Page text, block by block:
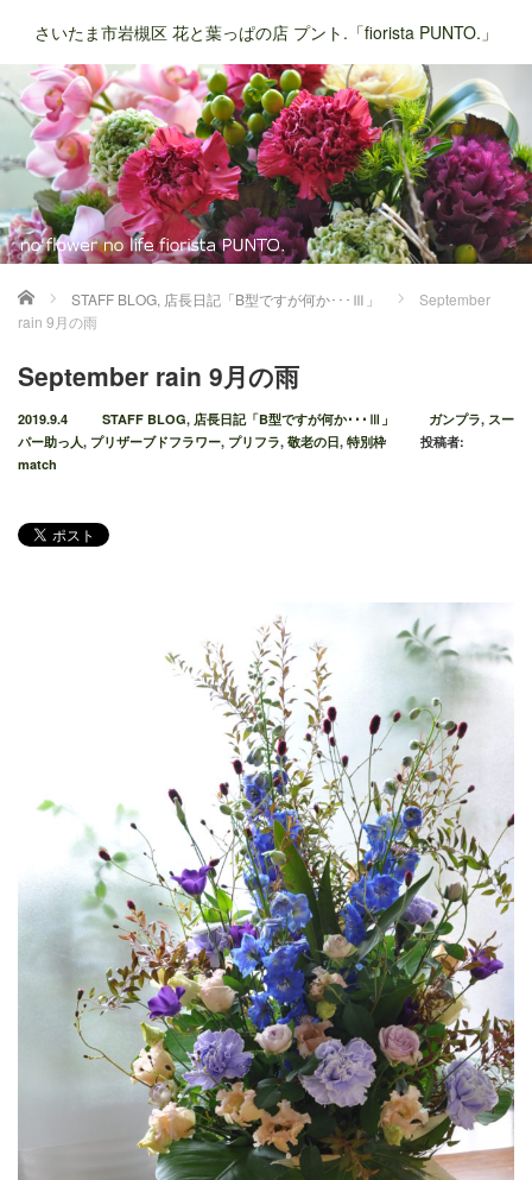
さいたま市岩槻区 花と葉っぱの店 プント.「fiorista PUNTO.」
ホーム STAFF BLOG, 店長日記「B型ですが何か･･･Ⅲ」
September
rain 9月の雨
September rain 9月の雨
2019.9.4 STAFF BLOG, 店長日記「B型ですが何か･･･Ⅲ」 ガンプラ, スー
パー助っ人, プリザーブドフラワー, プリフラ, 敬老の日, 特別枠
投稿者:
match